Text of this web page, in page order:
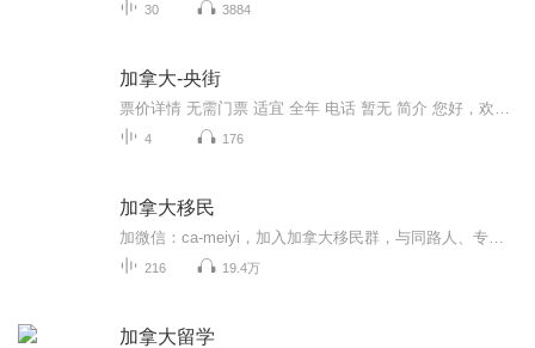
30 3884
加拿大-央街
4 176
加拿大移民
216 19.4万
加拿大留学